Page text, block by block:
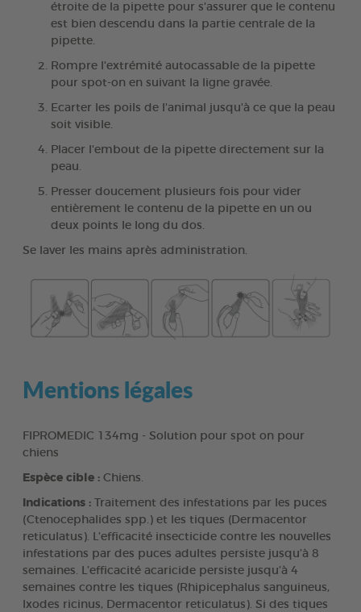
étroite de la pipette pour s'assurer que le contenu
est bien descendu dans la partie centrale de la
pipette.
Rompre l'extrémité autocassable de la pipette
pour spot-on en suivant la ligne gravée.
Ecarter les poils de l'animal jusqu'à ce que la peau
soit visible.
Placer l'embout de la pipette directement sur la
peau.
Presser doucement plusieurs fois pour vider
entièrement le contenu de la pipette en un ou
deux points le long du dos.
Se laver les mains après administration.
Mentions légales
FIPROMEDIC 134mg - Solution pour spot on pour
chiens
Espèce cible : Chiens.
Indications : Traitement des infestations par les puces
(Ctenocephalides spp.) et les tiques (Dermacentor
reticulatus). L’efficacité insecticide contre les nouvelles
infestations par des puces adultes persiste jusqu’à 8
semaines. L’efficacité acaricide persiste jusqu’à 4
semaines contre les tiques (Rhipicephalus sanguineus,
Ixodes ricinus, Dermacentor reticulatus). Si des tiques